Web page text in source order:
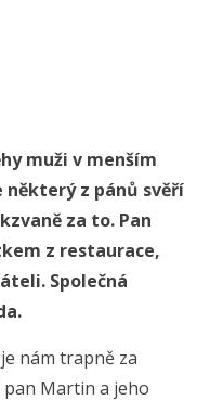
muži v menším
některý z pánů svěří
za to. Pan
z restaurace,
Společná
nám trapně za
Martin a jeho